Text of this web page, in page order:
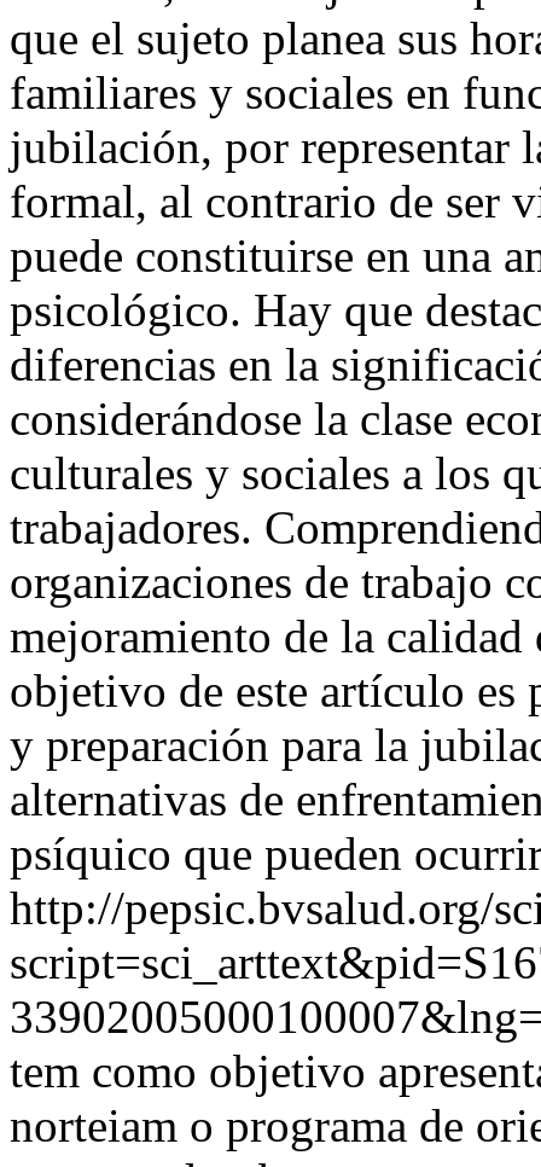
que el sujeto planea sus
familiares y sociales en
jubilación, por representar
formal, al contrario de ser
puede constituirse en una
psicológico. Hay que
diferencias en la
considerándose la clase
culturales y sociales a los
trabajadores.
organizaciones de trabajo
mejoramiento de la calidad
objetivo de este artículo es
y preparación para la
alternativas de
psíquico que pueden
http://pepsic.bvsalud.org/
tem como objetivo
norteiam o programa de